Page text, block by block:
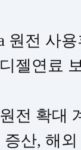
원전 사
젤연료
전 확대
산, 해